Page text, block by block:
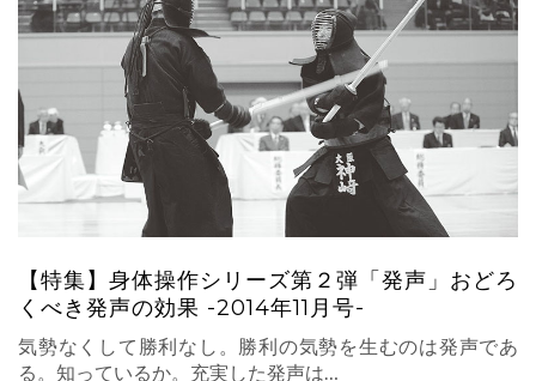
【特集】身体操作シリーズ第２弾「発声」おどろ
くべき発声の効果 -2014年11月号-
気勢なくして勝利なし。勝利の気勢を生むのは発声であ
る。知っているか。充実した発声は…